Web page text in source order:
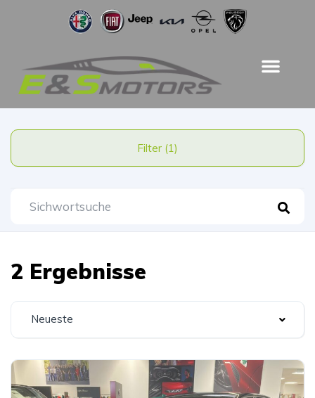
Filter (1)
2 Ergebnisse
Neueste